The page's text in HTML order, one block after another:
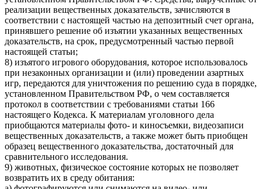
реализации вещественных доказательств, зачисляются в
соответствии с настоящей частью на депозитный счет органа,
принявшего решение об изъятии указанных вещественных
доказательств, на срок, предусмотренный частью первой
настоящей статьи;
8) изъятого игрового оборудования, которое использовалось
при незаконных организации и (или) проведении азартных
игр, передаются для уничтожения по решению суда в порядке,
установленном Правительством РФ, о чем составляется
протокол в соответствии с требованиями статьи 166
настоящего Кодекса. К материалам уголовного дела
приобщаются материалы фото- и киносъемки, видеозаписи
вещественных доказательств, а также может быть приобщен
образец вещественного доказательства, достаточный для
сравнительного исследования.
9) животных, физическое состояние которых не позволяет
возвратить их в среду обитания: